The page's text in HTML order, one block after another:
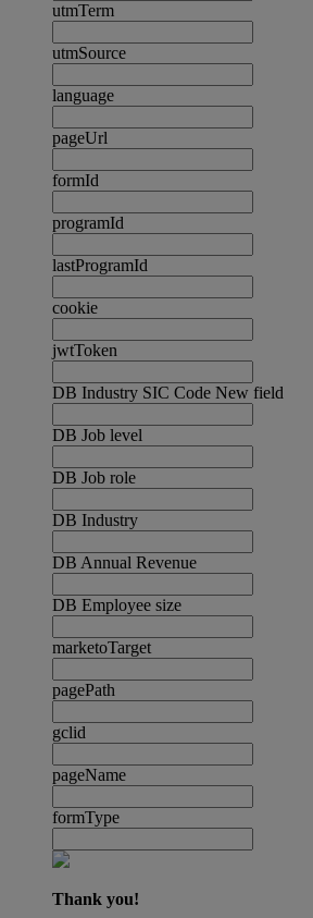
utmTerm
utmSource
language
pageUrl
formId
programId
lastProgramId
cookie
jwtToken
DB Industry SIC Code New field
DB Job level
DB Job role
DB Industry
DB Annual Revenue
DB Employee size
marketoTarget
pagePath
gclid
pageName
formType
Thank you!